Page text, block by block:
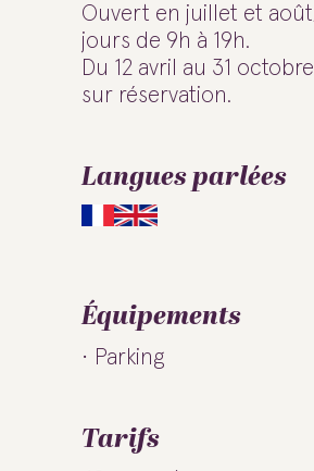
Ouvert en juillet et
jours de 9h à 19h.
Du 12 avril au 31
sur réservation.
Langues parlées
Équipements
Parking
Tarifs